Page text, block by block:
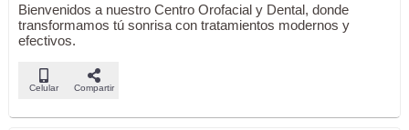
Bienvenidos a nuestro Centro Orofacial y Dental, donde
transformamos tú sonrisa con tratamientos modernos y
efectivos.
Celular Compartir